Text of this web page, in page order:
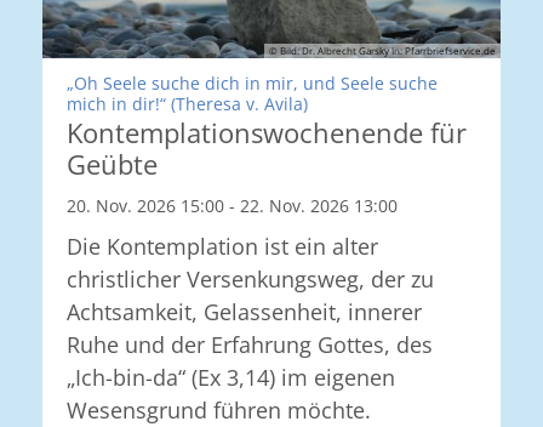
© Bild: Dr. Albrecht Garsky In: Pfarrbriefservice.de
„Oh Seele suche dich in mir, und Seele suche
mich in dir!“ (Theresa v. Avila):
Kontemplationswochenende für
Geübte
20. Nov. 2026 15:00 - 22. Nov. 2026 13:00
Die Kontemplation ist ein alter
christlicher Versenkungsweg, der zu
Achtsamkeit, Gelassenheit, innerer
Ruhe und der Erfahrung Gottes, des
„Ich-bin-da“ (Ex 3,14) im eigenen
Wesensgrund führen möchte.